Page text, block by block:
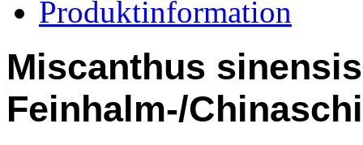
Produktinformation
Miscanthus
Feinhalm-/